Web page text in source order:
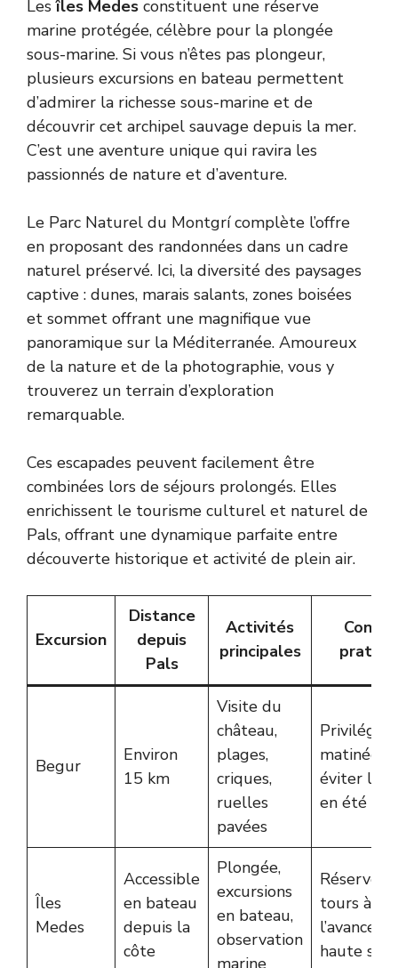
Lesîles Medes constituent une réserve
marine protégée, célèbre pour la plongée
sous-marine. Si vous n’êtes pas plongeur,
plusieurs excursions en bateau permettent
d’admirer la richesse sous-marine et de
découvrir cet archipel sauvage depuis la mer.
C’est une aventure unique qui ravira les
passionnés de nature et d’aventure.
Le Parc Naturel du Montgrí complète l’offre
en proposant des randonnées dans un cadre
naturel préservé. Ici, la diversité des paysages
captive : dunes, marais salants, zones boisées
et sommet offrant une magnifique vue
panoramique sur la Méditerranée. Amoureux
de la nature et de la photographie, vous y
trouverez un terrain d’exploration
remarquable.
Ces escapades peuvent facilement être
combinées lors de séjours prolongés. Elles
enrichissent le tourisme culturel et naturel de
Pals, offrant une dynamique parfaite entre
découverte historique et activité de plein air.
Excursion
Distance
depuis
Pals
Activités
principales
Begur
Environ
15 km
Visite du
château,
plages,
criques,
ruelles
pavées
matinée
éviter la
en été
Îles
Medes
Accessible
en bateau
depuis la
côte
Plongée,
excursions
en bateau,
observation
marine
Réserver
tours à
l’avance en
haute